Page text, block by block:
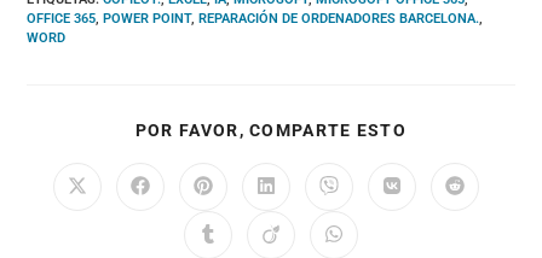
OFFICE 365, POWER POINT, REPARACIÓN DE ORDENADORES BARCELONA.,
WORD
POR FAVOR, COMPARTE ESTO
Se
Se
Se
en
una
Se
en
una
Se
en
una
Se
Se
Se
Se
Se